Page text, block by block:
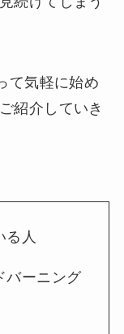
て気軽に始め
紹介していき
る人
バーニング